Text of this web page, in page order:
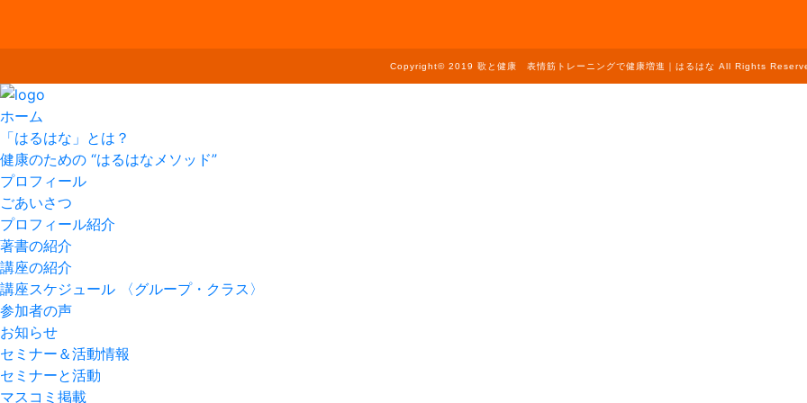
Copyright© 2019 歌と健康 表情筋トレーニングで健康増進｜はるはな All Rights
ホーム
「はるはな」とは？
健康のための “はるはなメソッド”
プロフィール
ごあいさつ
プロフィール紹介
著書の紹介
講座の紹介
講座スケジュール 〈グループ・クラス〉
参加者の声
お知らせ
セミナー＆活動情報
セミナーと活動
マスコミ掲載